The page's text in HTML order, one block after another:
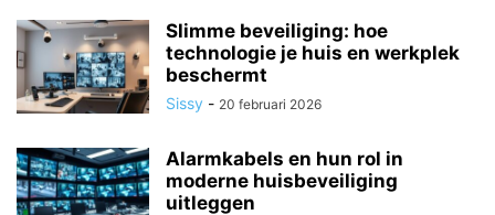
Slimme beveiliging: hoe
technologie je huis en werkplek
beschermt
Sissy - 20 februari 2026
Alarmkabels en hun rol in
moderne huisbeveiliging
uitleggen